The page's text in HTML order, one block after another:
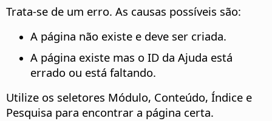
Trata-se de um erro. As causas possíveis são:
A página não existe e deve ser criada.
A página existe mas o ID da Ajuda está
errado ou está faltando.
Utilize os seletores Módulo, Conteúdo, Índice e
Pesquisa para encontrar a página certa.